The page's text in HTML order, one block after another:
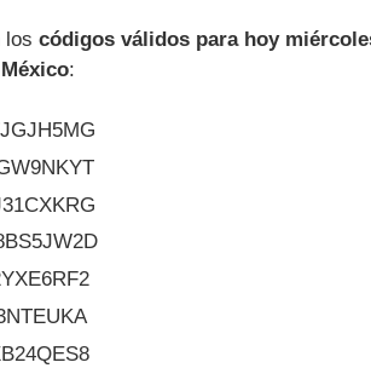
los códigos válidos para hoy
: